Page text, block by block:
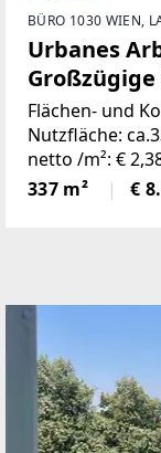
BÜRO 1030 WIEN,
Urbanes
Großzügige
Top-Lage
Flächen- und
Nutzfläche: ca.337 m² Nettomiete/
netto /m²: € 2,38 HK netto/m²: €
337 m² €